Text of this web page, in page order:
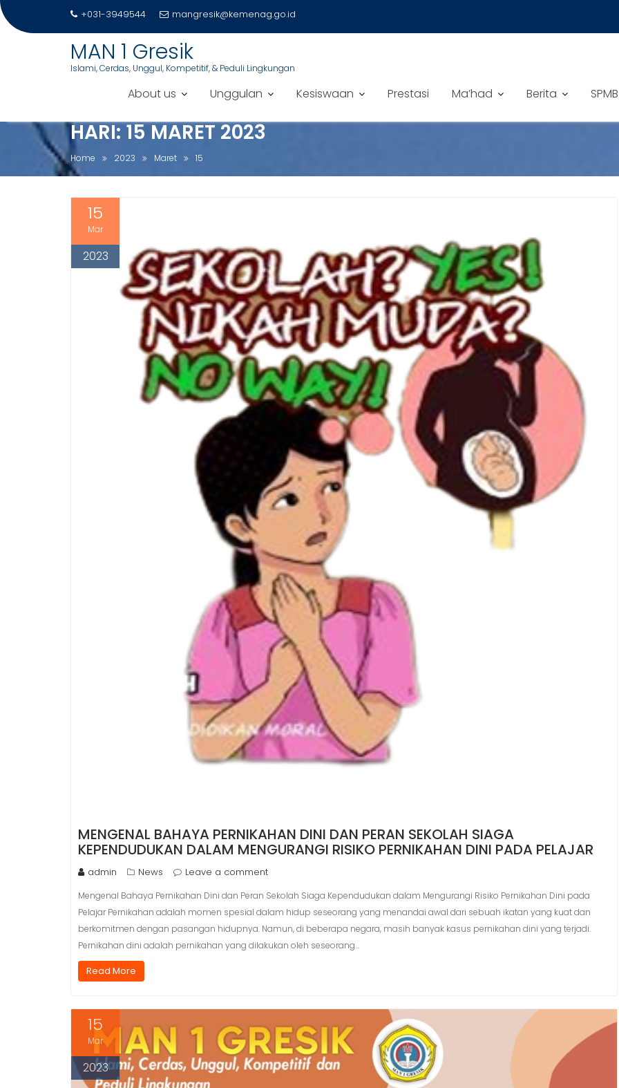
o
n
+031-3949544 mangresik@kemenag.go.id
MAN 1 Gresik
Islami, Cerdas, Unggul, Kompetitif, & Peduli Lingkungan
About us Unggulan Kesiswaan Prestasi Ma’had Berita
HARI:15 MARET 2023
Home 2023 Maret 15
15
Mar
2023
MENGENAL BAHAYA PERNIKAHAN DINI DAN PERAN SEKOLAH SIAGA
KEPENDUDUKAN DALAM MENGURANGI RISIKO PERNIKAHAN DINI PADA PELAJAR
admin News Leave a comment
Mengenal Bahaya Pernikahan Dini dan Peran Sekolah Siaga Kependudukan dalam Mengurangi Risiko Pernikahan Dini pada
Pelajar Pernikahan adalah momen spesial dalam hidup seseorang yang menandai awal dari sebuah ikatan yang kuat dan
berkomitmen dengan pasangan hidupnya. Namun, di beberapa negara, masih banyak kasus pernikahan dini yang terjadi.
Pernikahan dini adalah pernikahan yang dilakukan oleh seseorang…
Read More
15
Mar
2023